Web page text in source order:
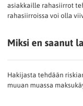
asiakkaille rahasiirrot
rahasiirroissa voi olla
Miksi en saanut
Hakijasta tehdään
muuan muassa